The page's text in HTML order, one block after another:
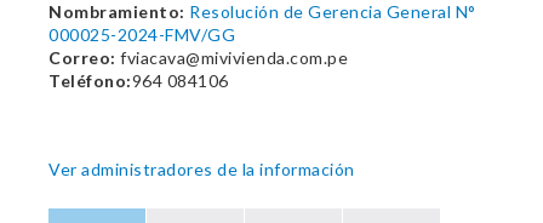
Nombramiento: Resolución de Gerencia General N°
000025-2024-FMV/GG
Correo: fviacava@mivivienda.com.pe
Teléfono:964 084106
Ver administradores de la información